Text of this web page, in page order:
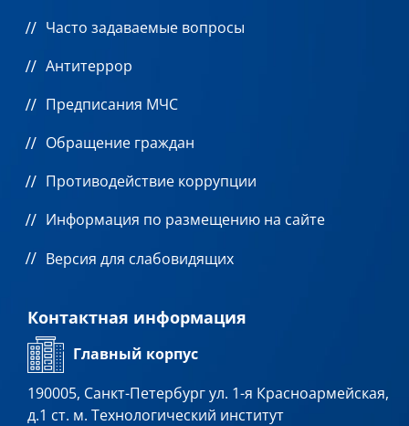
Часто задаваемые вопросы
Антитеррор
Предписания МЧС
Обращение граждан
Противодействие коррупции
Информация по размещению на сайте
Версия для слабовидящих
Контактная информация
Главный корпус
190005, Санкт-Петербург ул. 1-я Красноармейская,
д.1 ст. м. Технологический институт